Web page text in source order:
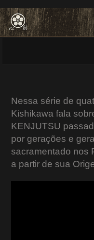
Nessa série de
Kishikawa fala
KENJUTSU
por gerações e
sacramentado nos
a partir de sua